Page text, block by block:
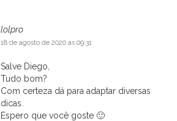
lolpro
18 de agosto de 2020 as 09:31
Salve Diego,
Tudo bom?
Com certeza dá para adaptar diversas
dicas.
Espero que você goste 🙂